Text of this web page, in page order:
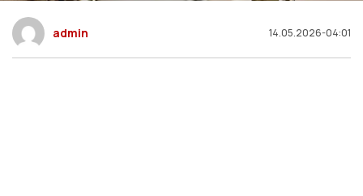
admin 14.05.2026-04:01